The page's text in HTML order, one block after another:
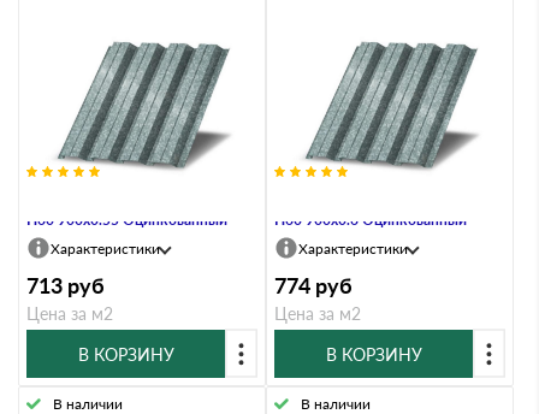
Н60 900х0.55 Оцинкованный
Характеристики
713 руб
Цена за м2
В КОРЗИНУ
Н60 900х0.6 Оцинкованный
Характеристики
774 руб
Цена за м2
В КОРЗИНУ
В наличии В наличии